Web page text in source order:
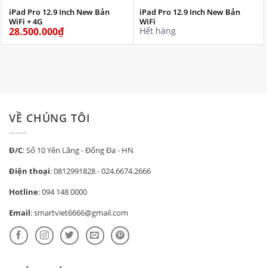
iPad Pro 12.9 Inch New Bản
WiFi + 4G
28.500.000₫
iPad Pro 12.9 Inch New Bản
WiFi
Hết hàng
VỀ CHÚNG TÔI
Đ/C: Số 10 Yên Lãng - Đống Đa - HN
Điện thoại:0812991828-024.6674.2666
Hotline:094 148 0000
Email:smartviet6666@gmail.com